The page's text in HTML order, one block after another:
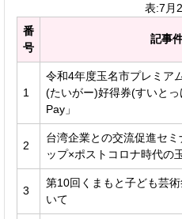
表:7月
番
号
記事
1
令和4年度玉名市プレミア
(たいがー)好得券(すいと
Pay」
2
台湾企業との交流促進セ
ップ×ポストコロナ時代の
3
第10回くまもと子ども芸
いて